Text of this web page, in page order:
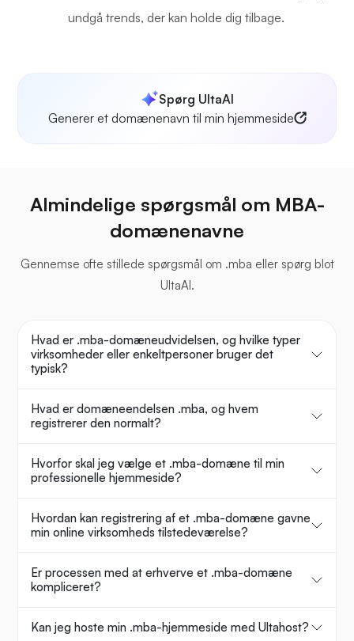
undgå trends, der kan holde dig tilbage.
Spørg UltaAI
Generer et domænenavn til min hjemmeside
Almindelige spørgsmål om MBA-
domænenavne
Gennemse ofte stillede spørgsmål om .mba eller spørg blot
UltaAI.
Hvad er .mba-domæneudvidelsen, og hvilke typer
virksomheder eller enkeltpersoner bruger det
typisk?
Hvad er domæneendelsen .mba, og hvem
registrerer den normalt?
Hvorfor skal jeg vælge et .mba-domæne til min
professionelle hjemmeside?
Hvordan kan registrering af et .mba-domæne gavne
min online virksomheds tilstedeværelse?
Er processen med at erhverve et .mba-domæne
kompliceret?
Kan jeg hoste min .mba-hjemmeside med Ultahost?